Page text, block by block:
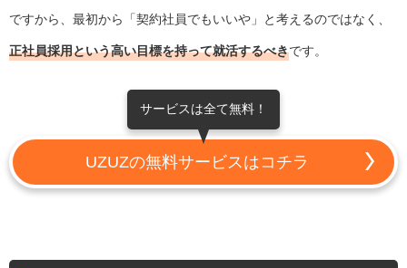
ですから、最初から「契約社員でもいいや」と考えるのではなく、
正社員採用という高い目標を持って就活するべきです。
サービスは全て無料！
UZUZの無料サービスはコチラ